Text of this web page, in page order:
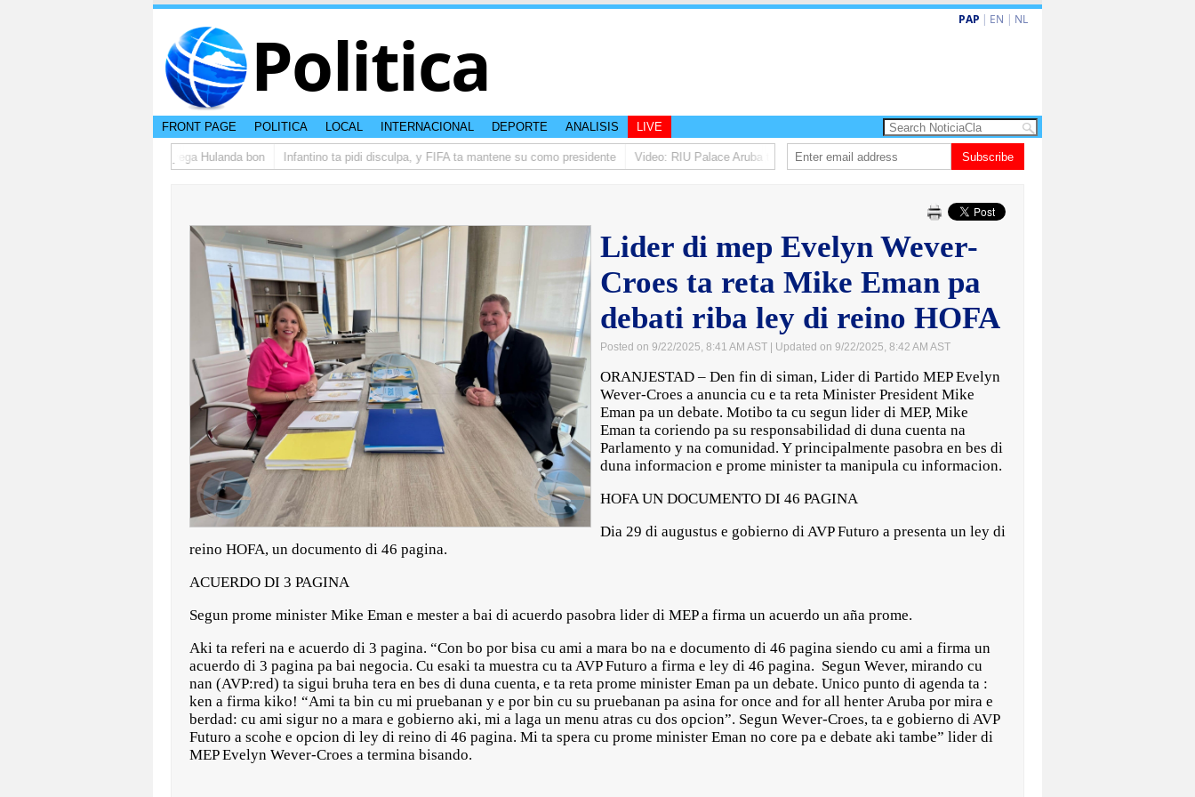
Politica PAP | EN | NL
FRONT PAGE POLITICA LOCAL INTERNACIONAL DEPORTE ANALISIS LIVE
di studiantenan di Aruba a yega Hulanda bon Infantino ta pidi disculpa, y FIFA ta mantene su como presidente Video: RIU Palace Aruba ta eleva turismo premium cu renobacion di US$106 miyon
Subscribe
Lider di mep Evelyn Wever-
Croes ta reta Mike Eman pa
debati riba ley di reino HOFA
Posted on 9/22/2025, 8:41 AM AST | Updated on 9/22/2025, 8:42 AM AST
ORANJESTAD – Den fin di siman, Lider di Partido MEP Evelyn
Wever-Croes a anuncia cu e ta reta Minister President Mike
Eman pa un debate. Motibo ta cu segun lider di MEP, Mike
Eman ta coriendo pa su responsabilidad di duna cuenta na
Parlamento y na comunidad. Y principalmente pasobra en bes di
duna informacion e prome minister ta manipula cu informacion.
HOFA UN DOCUMENTO DI 46 PAGINA
Dia 29 di augustus e gobierno di AVP Futuro a presenta un ley di
reino HOFA, un documento di 46 pagina.
ACUERDO DI 3 PAGINA
Segun prome minister Mike Eman e mester a bai di acuerdo pasobra lider di MEP a firma un acuerdo un aña prome.
Aki ta referi na e acuerdo di 3 pagina. “Con bo por bisa cu ami a mara bo na e documento di 46 pagina siendo cu ami a firma un
acuerdo di 3 pagina pa bai negocia. Cu esaki ta muestra cu ta AVP Futuro a firma e ley di 46 pagina. Segun Wever, mirando cu
nan (AVP:red) ta sigui bruha tera en bes di duna cuenta, e ta reta prome minister Eman pa un debate. Unico punto di agenda ta :
ken a firma kiko! “Ami ta bin cu mi pruebanan y e por bin cu su pruebanan pa asina for once and for all henter Aruba por mira e
berdad: cu ami sigur no a mara e gobierno aki, mi a laga un menu atras cu dos opcion”. Segun Wever-Croes, ta e gobierno di AVP
Futuro a scohe e opcion di ley di reino di 46 pagina. Mi ta spera cu prome minister Eman no core pa e debate aki tambe” lider di
MEP Evelyn Wever-Croes a termina bisando.